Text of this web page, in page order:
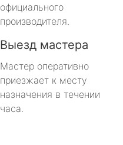
официального
производителя.
Выезд мастера
Мастер оперативно
приезжает к месту
назначения в течении
часа.